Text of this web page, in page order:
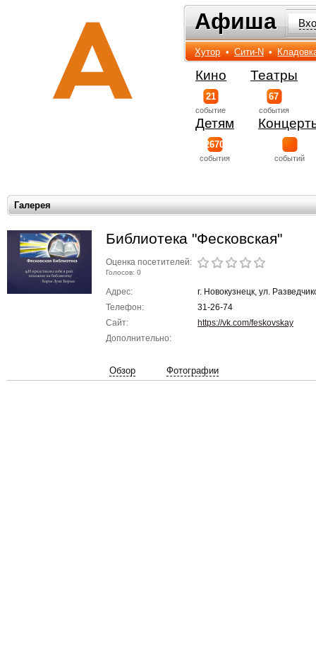
Афиша
Афиша
Хутор • Сити-N •
Кино
21
событиe
Театры
67
события
Детям
2670
события событий
Галерея
Библиотека "Фесковская"
Оценка посетителей:
Голосов: 0
Адрес:
г. Новокузнецк, ул.
Телефон:
31-26-74
Сайт:
https://vk.com/feskovskay
Дополнительно:
Обзор Фотографии